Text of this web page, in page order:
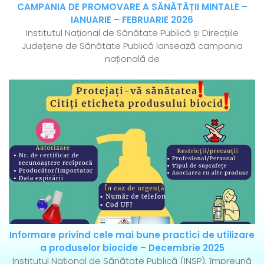
CAMPANIA DE PROMOVARE A SĂNĂTĂȚII MINTALE –
IANUARIE – FEBRUARIE 2026
Institutul Național de Sănătate Publică și Direcțiile
Județene de Sănătate Publică lansează campania
națională de
Informare privind cele mai bune practici de utilizare
a produselor biocide – Decembrie 2025
Institutul Național de Sănătate Publică (INSP), împreună